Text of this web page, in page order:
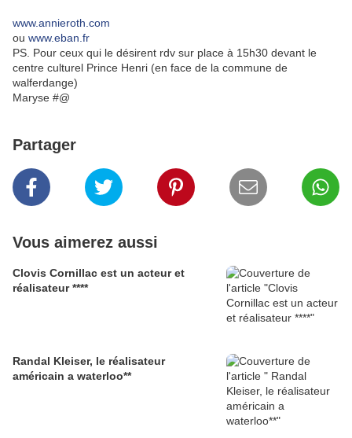
www.annieroth.com
ou www.eban.fr
PS. Pour ceux qui le désirent rdv sur place à 15h30 devant le
centre culturel Prince Henri (en face de la commune de
walferdange)
Maryse #@
Partager
Vous aimerez aussi
Clovis Cornillac est un acteur et
réalisateur ****
Randal Kleiser, le réalisateur
américain a waterloo**